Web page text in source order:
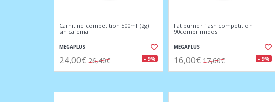
Carnitine competition 500ml (2g)
sin cafeina
MEGAPLUS
24,00€ 26,40€ - 9%
Fat burner flash competition
90comprimidos
MEGAPLUS
16,00€ 17,60€ - 9%